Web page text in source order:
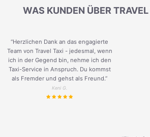
WAS KUNDEN ÜBER
“Herzlichen Dank an das engagierte
Team von Travel Taxi - jedesmal, wenn
ich in der Gegend bin, nehme ich den
Taxi-Service in Anspruch. Du kommst
als Fremder und gehst als Freund.”
Keni G.